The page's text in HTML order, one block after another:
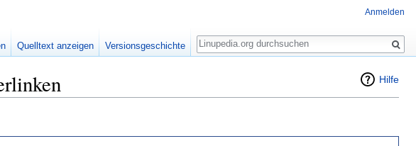
Hilfe
Anmelden
Quelltext anzeigen Versionsgeschichte
Suche